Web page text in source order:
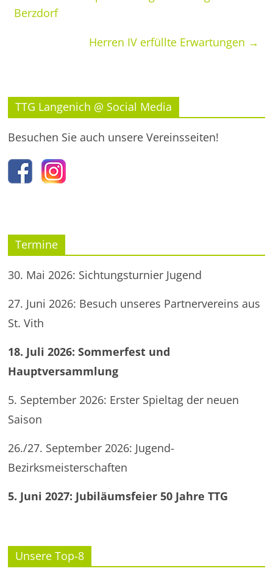
Berzdorf
Herren IV erfüllte Erwartungen →
TTG Langenich @ Social Media
Besuchen Sie auch unsere Vereinsseiten!
Termine
30. Mai 2026: Sichtungsturnier Jugend
27. Juni 2026: Besuch unseres Partnervereins aus
St. Vith
18. Juli 2026: Sommerfest und
Hauptversammlung
5. September 2026: Erster Spieltag der neuen
Saison
26./27. September 2026: Jugend-
Bezirksmeisterschaften
5. Juni 2027: Jubiläumsfeier 50 Jahre TTG
Unsere Top-8